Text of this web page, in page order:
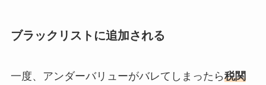
ブラックリストに追加される
一度、アンダーバリューがバレてしまったら税関